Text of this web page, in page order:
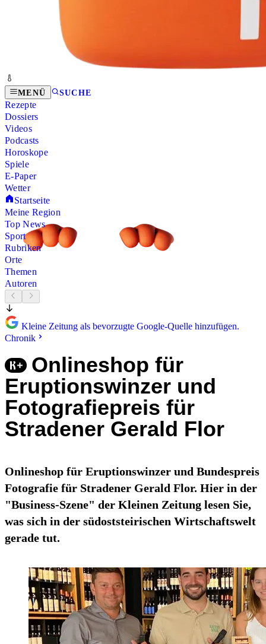
MENÜ SUCHE
Rezepte
Dossiers
Videos
Podcasts
Horoskope
Spiele
E-Paper
Wetter
Startseite
Meine Region
Top News
Sport
Rubriken
Orte
Themen
Autoren
Kleine Zeitung als bevorzugte Google-Quelle hinzufügen.
Chronik
Onlineshop für
Eruptionswinzer und
Fotografiepreis für
Stradener Gerald Flor
Onlineshop für Eruptionswinzer und Bundespreis
Fotografie für Stradener Gerald Flor. Hier in der
"Business-Szene" der Kleinen Zeitung lesen Sie,
was sich in der südoststeirischen Wirtschaftswelt
gerade tut.